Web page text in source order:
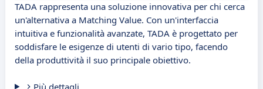
TADA rappresenta una soluzione innovativa per chi cerca
un'alternativa a Matching Value. Con un'interfaccia
intuitiva e funzionalità avanzate, TADA è progettato per
soddisfare le esigenze di utenti di vario tipo, facendo
della produttività il suo principale obiettivo.